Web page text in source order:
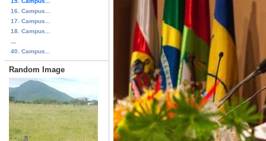
16. Campus...
17. Campus...
18. Campus...
40. Campus...
Random Image